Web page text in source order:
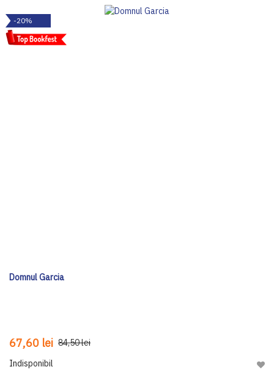
-20%
Domnul Garcia
67,60 lei 84,50 lei
Indisponibil